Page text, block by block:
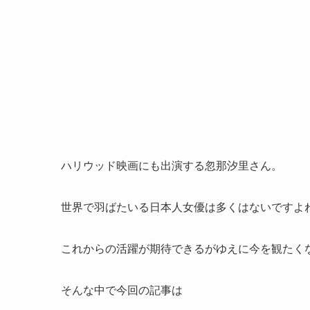
ハリウッド映画にも出演する忽那汐里さん。
世界で羽ばたいる日本人女優は多くはないですよ
これからの活躍が期待できるがゆえに今を観たく
そんな中で今回の記事は